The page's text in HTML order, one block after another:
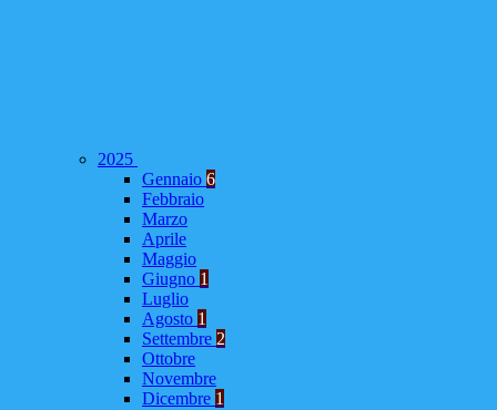
2025
Gennaio 6
Febbraio
Marzo
Aprile
Maggio
Giugno 1
Luglio
Agosto 1
Settembre 2
Ottobre
Novembre
Dicembre 1